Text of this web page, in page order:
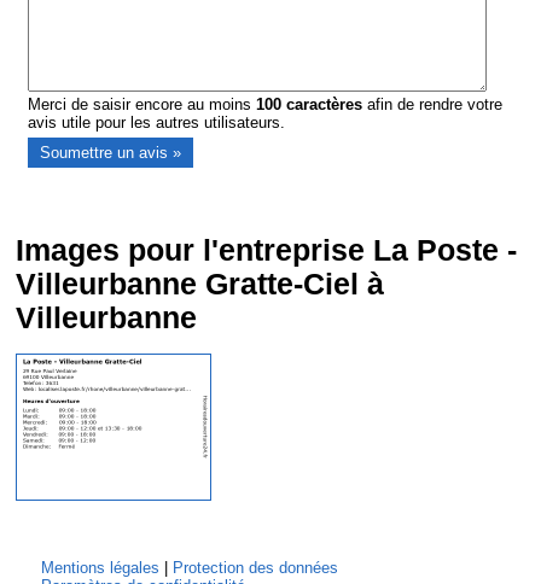
Merci de saisir encore au moins100 caractères afin de rendre votre
avis utile pour les autres utilisateurs.
Images pour l'entreprise La Poste -
Villeurbanne Gratte-Ciel à
Villeurbanne
Mentions légales
Protection des données